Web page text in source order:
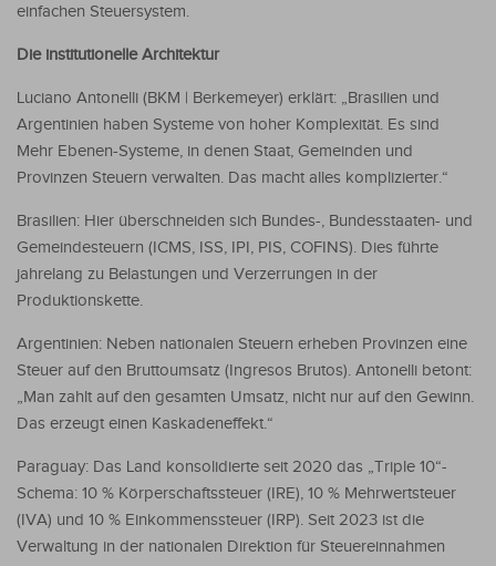
einfachen Steuersystem.
Die institutionelle Architektur
Luciano Antonelli (BKM | Berkemeyer) erklärt: „Brasilien und
Argentinien haben Systeme von hoher Komplexität. Es sind
Mehr Ebenen-Systeme, in denen Staat, Gemeinden und
Provinzen Steuern verwalten. Das macht alles komplizierter.“
Brasilien: Hier überschneiden sich Bundes-, Bundesstaaten- und
Gemeindesteuern (ICMS, ISS, IPI, PIS, COFINS). Dies führte
jahrelang zu Belastungen und Verzerrungen in der
Produktionskette.
Argentinien: Neben nationalen Steuern erheben Provinzen eine
Steuer auf den Bruttoumsatz (Ingresos Brutos). Antonelli betont:
„Man zahlt auf den gesamten Umsatz, nicht nur auf den Gewinn.
Das erzeugt einen Kaskadeneffekt.“
Paraguay: Das Land konsolidierte seit 2020 das „Triple 10“-
Schema: 10 % Körperschaftssteuer (IRE), 10 % Mehrwertsteuer
(IVA) und 10 % Einkommenssteuer (IRP). Seit 2023 ist die
Verwaltung in der nationalen Direktion für Steuereinnahmen